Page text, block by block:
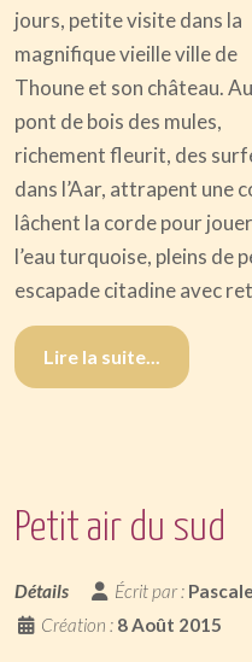
jours, petite visite dans la
magnifique vieille ville de
Thoune et son château. Au
pont de bois des mules,
richement fleurit, des
dans l’Aar, attrapent une
lâchent la corde pour
l’eau turquoise, pleins de
escapade citadine avec
Lire la suite...
Petit air du sud
Détails Écrit par :
Création : 8 Août 2015